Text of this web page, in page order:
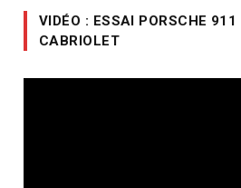
VIDÉO : ESSAI PORSCHE
CABRIOLET